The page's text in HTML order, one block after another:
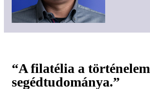
“A filatélia a történelem
segédtudománya.”